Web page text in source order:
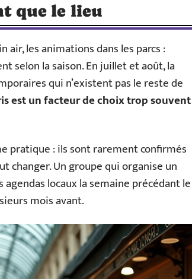
que le lieu
air, les animations dans les parcs :
selon la saison. En juillet et août, la
qui n’existent pas le reste de
est un facteur de choix trop souvent
pratique : ils sont rarement confirmés
changer. Un groupe qui organise un
locaux la semaine précédant le
mois avant.